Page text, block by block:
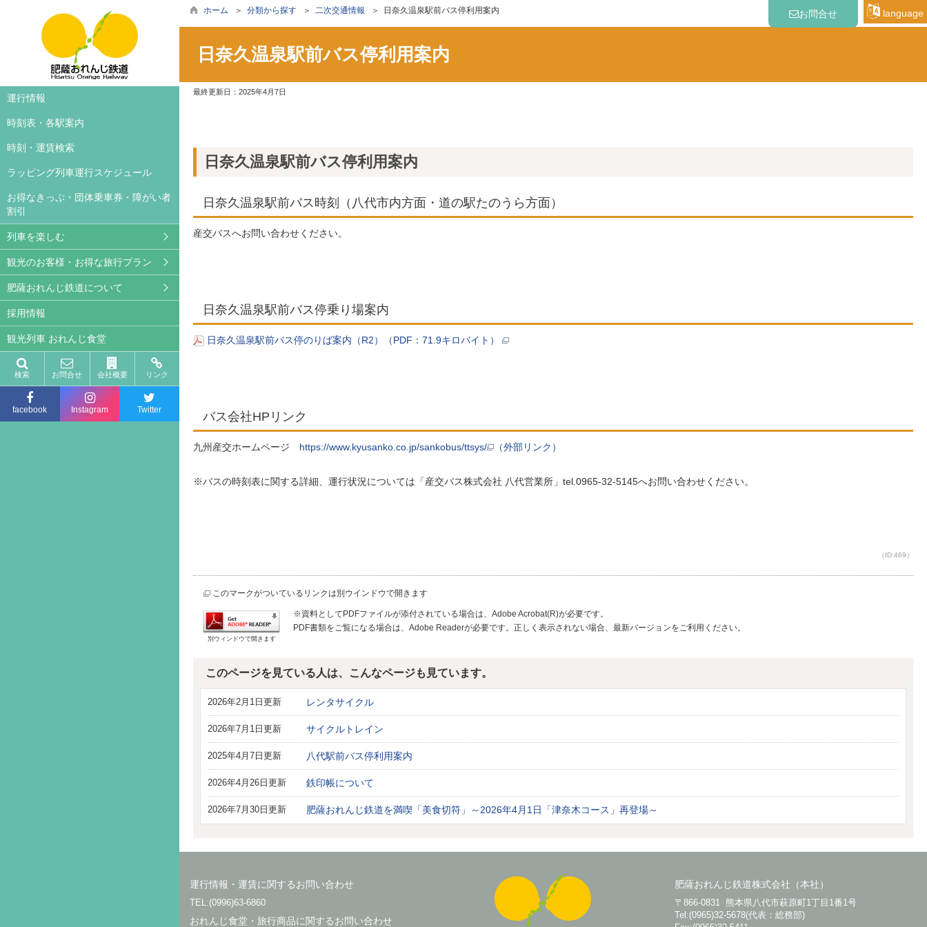
ホーム ＞ 分類から探す ＞ 二次交通情報 ＞ 日奈久温泉駅前バス停利用案内
運行情報
時刻表・各駅案内
時刻・運賃検索
ラッピング列車運行スケジュール
お得なきっぷ・団体乗車券・障がい者
割引
列車を楽しむ
車両案内
撮影される方へ
レンタサイクル
サイクルトレイン
観光のお客様・お得な旅行プラン
旅行案内・お得な旅行プラン
沿線観光案内
かぞくいろ特設ページ
肥薩おれんじ鉄道について
お知らせ
パートナーズクラブ
ライセンシー募集
ブログ
採用情報
観光列車 おれんじ食堂
検索 お問合せ 会社概要 リンク
facebook Instagram Twitter
お問合せ language
日奈久温泉駅前バス停利用案内
最終更新日： 2025年4月7日
日奈久温泉駅前バス停利用案内
日奈久温泉駅前バス時刻（八代市内方面・道の駅たのうら方面）
産交バスへお問い合わせください。
日奈久温泉駅前バス停乗り場案内
日奈久温泉駅前バス停のりば案内（R2）（PDF：71.9キロバイト）
バス会社HPリンク
九州産交ホームページ https://www.kyusanko.co.jp/sankobus/ttsys/ （外部リンク）
※バスの時刻表に関する詳細、運行状況については「産交バス株式会社 八代営業所」tel. 0965-32-5145へお問い合わせください。
（ID:469）
このマークがついているリンクは別ウインドウで開きます
別ウィンドウで開きます
※資料としてPDFファイルが添付されている場合は、Adobe Acrobat(R)が必要です。
PDF書類をご覧になる場合は、Adobe Readerが必要です。正しく表示されない場合、最新バージョンをご利用ください。
このページを見ている人は、こんなページも見ています。
2026年2月1日更新 レンタサイクル
2026年7月1日更新 サイクルトレイン
2025年4月7日更新 八代駅前バス停利用案内
2026年4月26日更新 鉄印帳について
2026年7月30日更新 肥薩おれんじ鉄道を満喫「美食切符」～2026年4月1日「津奈木コース」再登場～
運行情報・運賃に関するお問い合わせ
TEL:(0996)63-6860
おれんじ食堂・旅行商品に関するお問い合わせ
肥薩おれんじ鉄道株式会社（本社）
〒866-0831 熊本県八代市萩原町1丁目1番1号
Tel:(0965)32-5678(代表：総務部)